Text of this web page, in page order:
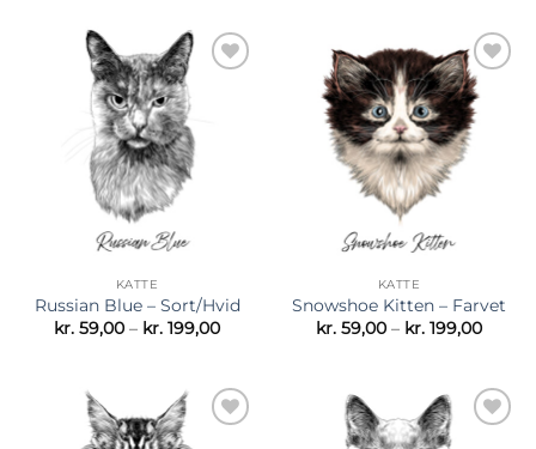
Tilføj til
ønskeliste
KATTE
Russian Blue – Sort/Hvid
kr. 59,00 – kr. 199,00Prisinterval:
Tilføj til
ønskeliste
KATTE
Snowshoe Kitten – Farvet
kr. 59,00 – kr. 199,00
Tilføj til Tilføj til